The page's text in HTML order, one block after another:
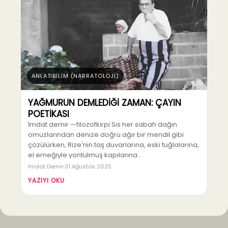
ANLATIBİLİM (NARRATOLOJİ)
YAĞMURUN DEMLEDİĞİ ZAMAN: ÇAYIN
POETİKASI
İmdat demir —filozofkirpi Sis her sabah dağın
omuzlarından denize doğru ağır bir mendil gibi
çözülürken, Rize’nin taş duvarlarına, eski tuğlalarına,
el emeğiyle yontulmuş kapılarına…
İmdat Demir 31 Ağustos 2025
YAZIYI OKU